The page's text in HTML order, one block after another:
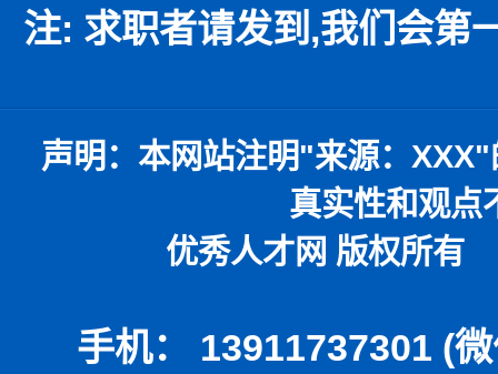
注: 求职者请发到,我们会第
声明：本网站注明"来源： XXX"
真实性和观点
优秀人才网 版权所有 本网
手机： 13911737301 (